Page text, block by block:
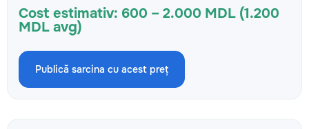
Cost estimativ: 600 – 2.000 MDL (1.200
MDL avg)
Publică sarcina cu acest preț